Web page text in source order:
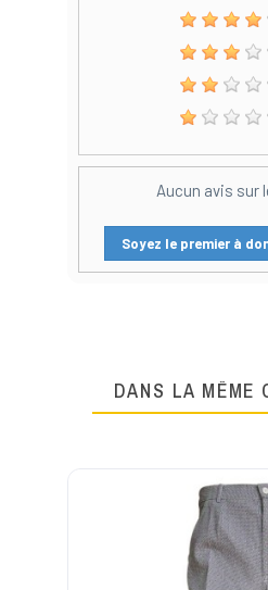
Aucun avis sur
Soyez le premier à
DANS LA MÊME